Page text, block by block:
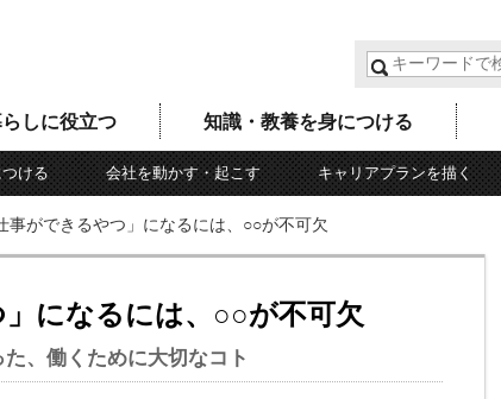
ける 会社を動かす・起こす キャリアプランを描く
しに役立つ 知識・教養を身につける
事ができるやつ」になるには、○○が不可欠
」になるには、○○が不可欠
、働くために大切なコト